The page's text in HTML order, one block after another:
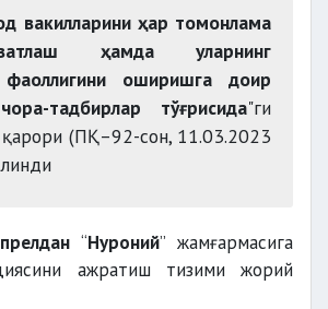
вакилларини ҳар томонлама
ҳамда уларнинг
оширишга доир
тадбирлар тўғрисида"ги
(ПҚ–92-сон, 11.03.2023
“Нуроний” жамғармасига
ажратиш тизими жорий